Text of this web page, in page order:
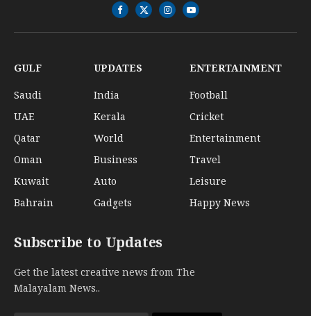
Facebook
X
(Twitter)
InstagramYouTube
GULF
Saudi
UAE
Qatar
Oman
Kuwait
Bahrain
UPDATES
India
Kerala
World
Business
Auto
Gadgets
ENTERTAINMENT
Football
Cricket
Entertainment
Travel
Leisure
Happy News
Subscribe to Updates
Get the latest creative news from The
Malayalam News..